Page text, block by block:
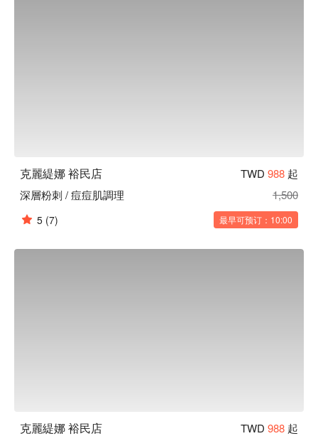
克麗緹娜 裕民店 TWD 988 起
深層粉刺 / 痘痘肌調理
1,500
5 (7) 最早可预订：10:00
克麗緹娜 裕民店 TWD 988 起